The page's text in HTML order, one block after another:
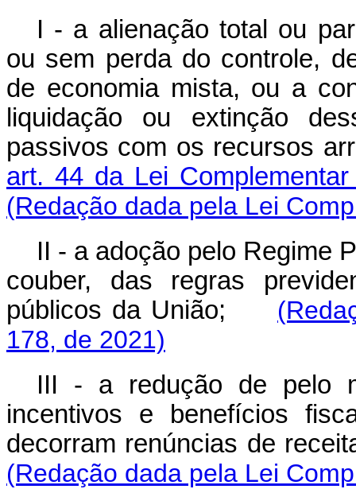
I - a alienação total ou
ou sem perda do controle,
de economia mista, ou a
liquidação ou extinção
passivos com os recursos
art. 44 da Lei
(Redação dada pela Lei
II - a adoção pelo Regime
couber, das regras
públicos da União;
178, de 2021)
III - a redução de pelo
incentivos e benefícios
decorram renúncias de
(Redação dada pela Lei